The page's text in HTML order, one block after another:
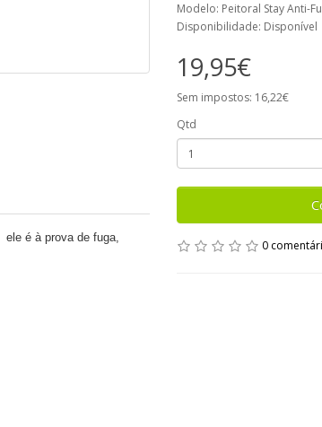
ele é à prova de fuga,
Modelo: Peitoral Stay Anti-
Disponibilidade: Disponível
19,95€
Sem impostos: 16,22€
Qtd
0